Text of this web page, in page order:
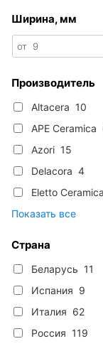
Ширина, мм
от 9
Производитель
Altacera 10
APE Ceramica
Azori 15
Delacora 4
Eletto Ceramica
Показать все
Страна
Беларусь 11
Испания 9
Италия 62
Россия 119